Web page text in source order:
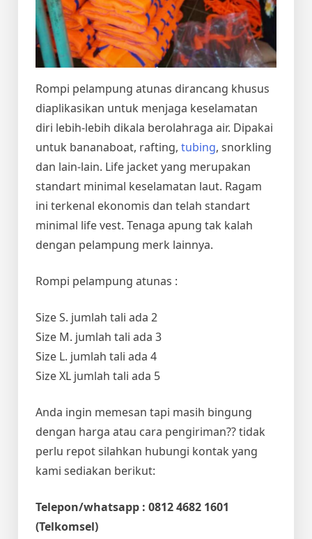
Rompi pelampung atunas dirancang khusus
diaplikasikan untuk menjaga keselamatan
diri lebih-lebih dikala berolahraga air. Dipakai
untuk bananaboat, rafting, tubing, snorkling
dan lain-lain. Life jacket yang merupakan
standart minimal keselamatan laut. Ragam
ini terkenal ekonomis dan telah standart
minimal life vest. Tenaga apung tak kalah
dengan pelampung merk lainnya.
Rompi pelampung atunas :
Size S. jumlah tali ada 2
Size M. jumlah tali ada 3
Size L. jumlah tali ada 4
Size XL jumlah tali ada 5
Anda ingin memesan tapi masih bingung
dengan harga atau cara pengiriman?? tidak
perlu repot silahkan hubungi kontak yang
kami sediakan berikut:
Telepon/whatsapp : 0812 4682 1601
(Telkomsel)